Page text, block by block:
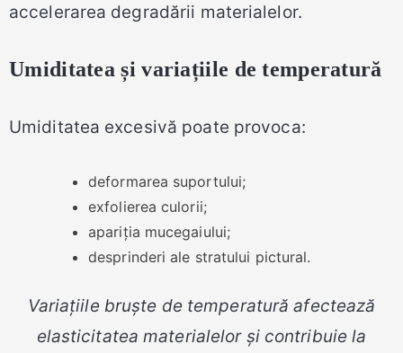
accelerarea degradării materialelor.
Umiditatea și variațiile de temperatură
Umiditatea excesivă poate provoca:
deformarea suportului;
exfolierea culorii;
apariția mucegaiului;
desprinderi ale stratului pictural.
Variațiile bruște de temperatură afectează
elasticitatea materialelor și contribuie la